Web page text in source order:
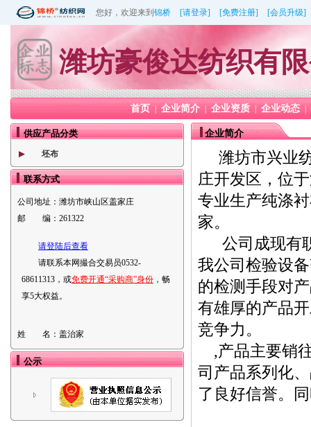
您好，欢迎来到 锦桥 [请登录] [免费注册] [会员升级]
潍坊豪俊达纺织有
首页 企业简介 企业资质 企业动态
供应产品分类
坯布
联系方式
公司地址： 潍坊市峡山区盖家庄
邮 编： 261322
请登陆后查看
请联系本网撮合交易员0532-
68611313，或免费开通“采购商”身份 ，畅
享5大权益。
姓 名： 盖治家
公示
企业简介
潍坊市兴业纺
庄开发区，位
专业生产纯涤
家。
公司成现有职
我公司检验设
的检测手段对
有雄厚的产品
竞争力。
,产品主要销
司产品系列化
了良好信誉。